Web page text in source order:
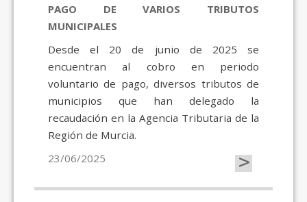
PAGO DE VARIOS TRIBUTOS
MUNICIPALES
Desde el 20 de junio de 2025 se
encuentran al cobro en periodo
voluntario de pago, diversos tributos de
municipios que han delegado la
recaudación en la Agencia Tributaria de la
Región de Murcia.
23/06/2025
>